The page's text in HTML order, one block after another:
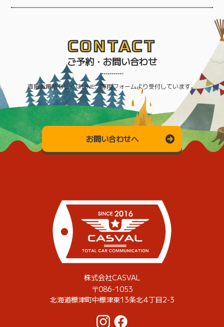
CONTACT
ご予約・お問い合わせ
直接お電話もしくはLINE、専用フォームより受付しています。
お問い合わせへ
株式会社CASVAL
〒086-1053
北海道標津町中標津東13条北4丁目2-3